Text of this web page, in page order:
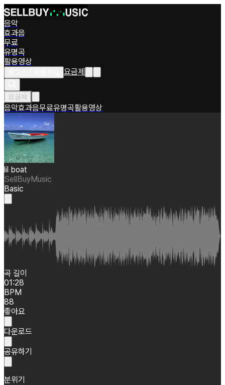
음악
효과음
무료
유명곡
활용영상
요금제
요금제
음악효과음무료유명곡활용영상
lil boat
SellBuyMusic
Basic
곡 길이
01:28
BPM
88
좋아요
다운로드
공유하기
분위기